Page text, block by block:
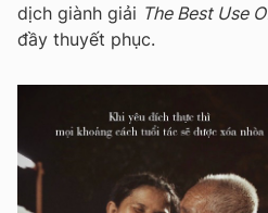
dịch giành giải The Best Use
đầy thuyết phục.